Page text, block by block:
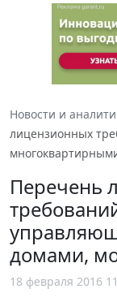
Новости и
лицензионных
Перечень
домами,
18 февраля 2016